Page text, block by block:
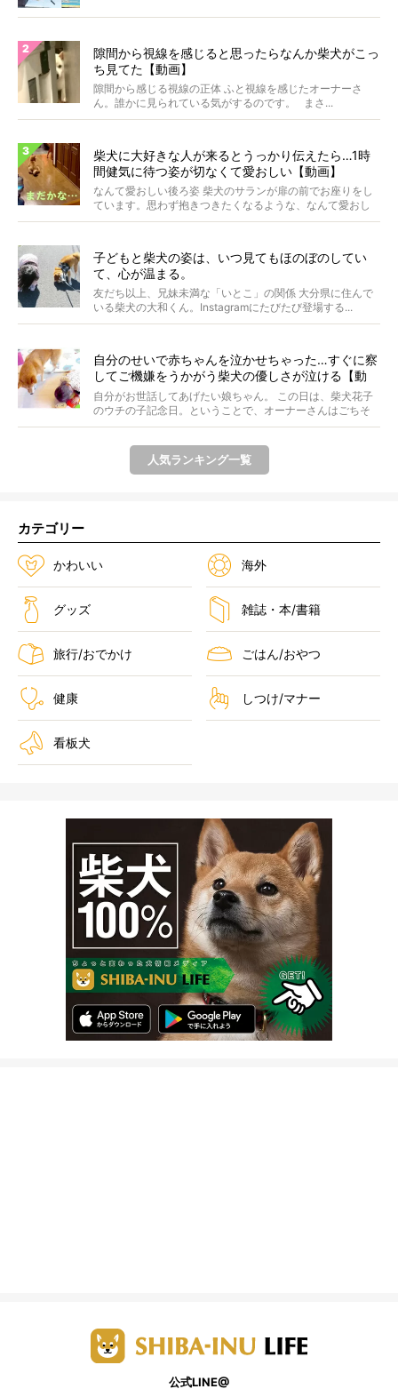
隙間から視線を感じると思ったらなんか柴犬がこっ
ち見てた【動画】
隙間から感じる視線の正体 ふと視線を感じたオーナーさ
ん。誰かに見られている気がするのです。 まさ...
柴犬に大好きな人が来るとうっかり伝えたら…1時
間健気に待つ姿が切なくて愛おしい【動画】
なんて愛おしい後ろ姿 柴犬のサランが扉の前でお座りをし
ています。思わず抱きつきたくなるような、なんて愛おし
い背...
子どもと柴犬の姿は、いつ見てもほのぼのしてい
て、心が温まる。
友だち以上、兄妹未満な「いとこ」の関係 大分県に住んで
いる柴犬の大和くん。Instagramにたびたび登場する...
自分のせいで赤ちゃんを泣かせちゃった…すぐに察
してご機嫌をうかがう柴犬の優しさが泣ける【動
画】
自分がお世話してあげたい娘ちゃん。 この日は、柴犬花子
のウチの子記念日。ということで、オーナーさんはごちそ
うを...
人気ランキング一覧
カテゴリー
かわいい 海外
グッズ 雑誌・本/書籍
旅行/おでかけ ごはん/おやつ
健康 しつけ/マナー
看板犬
公式LINE@